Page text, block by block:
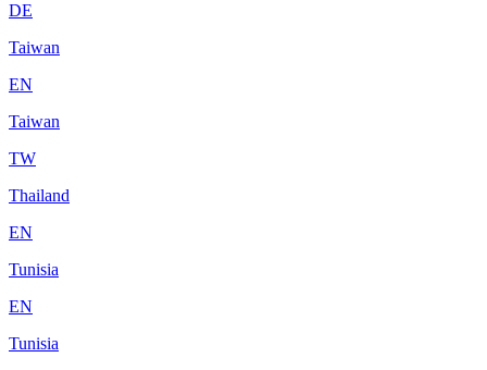
DE
Taiwan
EN
Taiwan
TW
Thailand
EN
Tunisia
EN
Tunisia